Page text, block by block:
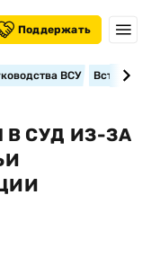
Поддержать
ВСУ
В СУД ИЗ-ЗА